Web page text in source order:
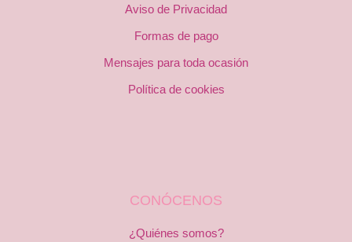
Aviso de Privacidad
Formas de pago
Mensajes para toda ocasión
Política de cookies
CONÓCENOS
¿Quiénes somos?